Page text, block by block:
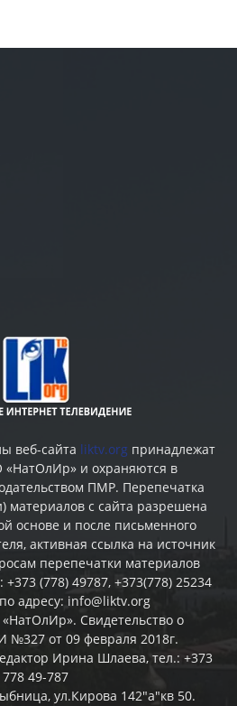
веб-сайта liktv.org принадлежат
и охраняются в
ПМР. Перепечатка
материалов c сайта разрешена
основе и после письменного
активная ссылка на источник
перепечатки материалов
(778) 49787, +373(778) 25234
адресу: info@liktv.org
Свидетельство о
№327 от 09 февраля 2018г.
Ирина Шлаева, тел.: +373
778 49-787
ул.Кирова 142"а"кв 50.